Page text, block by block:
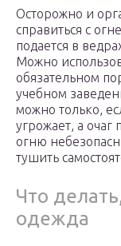
Осторожно и
справиться с
подается в
Можно
обязательном
учебном
можно только,
угрожает, а очаг
огню
тушить
Что
одежда